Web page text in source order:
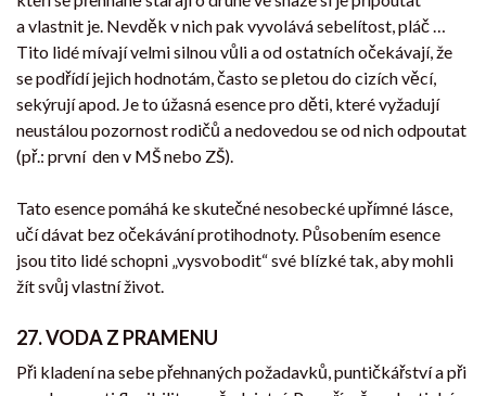
a vlastnit je. Nevděk v nich pak vyvolává sebelítost, pláč …
Tito lidé mívají velmi silnou vůli a od ostatních očekávají, že
se podřídí jejich hodnotám, často se pletou do cizích věcí,
sekýrují apod. Je to úžasná esence pro děti, které vyžadují
neustálou pozornost rodičů a nedovedou se od nich odpoutat
(př.: první den v MŠ nebo ZŠ).
Tato esence pomáhá ke skutečné nesobecké upřímné lásce,
učí dávat bez očekávání protihodnoty. Působením esence
jsou tito lidé schopni „vysvobodit“ své blízké tak, aby mohli
žít svůj vlastní život.
27. VODA Z PRAMENU
Při kladení na sebe přehnaných požadavků, puntičkářství a při